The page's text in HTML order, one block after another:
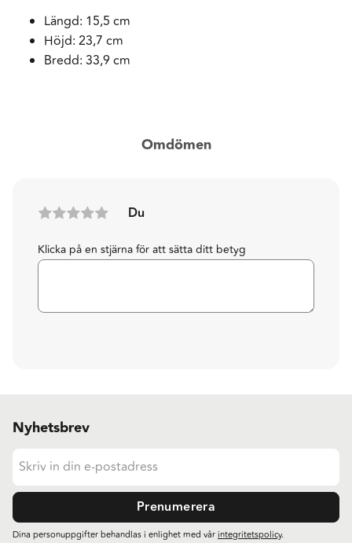
Längd: 15,5 cm
Höjd: 23,7 cm
Bredd: 33,9 cm
Omdömen
Du
Klicka på en stjärna för att sätta ditt betyg
Nyhetsbrev
Prenumerera
Dina personuppgifter behandlas i enlighet med vårintegritetspolicy.